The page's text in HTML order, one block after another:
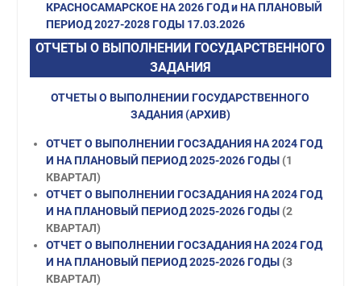
КРАСНОСАМАРСКОЕ НА 2026 ГОД и НА ПЛАНОВЫЙ
ПЕРИОД 2027-2028 ГОДЫ 17.03.2026
ОТЧЕТЫ О ВЫПОЛНЕНИИ ГОСУДАРСТВЕННОГО
ЗАДАНИЯ
ОТЧЕТЫ О ВЫПОЛНЕНИИ ГОСУДАРСТВЕННОГО
ЗАДАНИЯ (АРХИВ)
ОТЧЕТ О ВЫПОЛНЕНИИ ГОСЗАДАНИЯ НА 2024 ГОД
И НА ПЛАНОВЫЙ ПЕРИОД 2025-2026 ГОДЫ (1
КВАРТАЛ)
ОТЧЕТ О ВЫПОЛНЕНИИ ГОСЗАДАНИЯ НА 2024 ГОД
И НА ПЛАНОВЫЙ ПЕРИОД 2025-2026 ГОДЫ (2
КВАРТАЛ)
ОТЧЕТ О ВЫПОЛНЕНИИ ГОСЗАДАНИЯ НА 2024 ГОД
И НА ПЛАНОВЫЙ ПЕРИОД 2025-2026 ГОДЫ (3
КВАРТАЛ)